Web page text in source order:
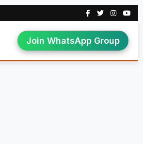
Join WhatsApp Group